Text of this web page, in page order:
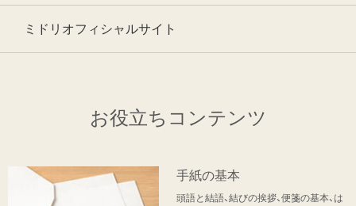
ミドリオフィシャルサイト
お役立ちコンテンツ
手紙の基本
頭語と結語、結びの挨拶、便箋の基本、は